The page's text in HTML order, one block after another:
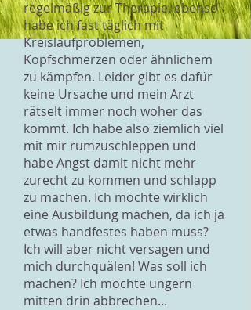
regelmäßig zur Therapie, ebenso
habe ich fast täglich mit
Kreislaufproblemen,
Kopfschmerzen oder ähnlichem
zu kämpfen. Leider gibt es dafür
keine Ursache und mein Arzt
rätselt immer noch woher das
kommt. Ich habe also ziemlich viel
mit mir rumzuschleppen und
habe Angst damit nicht mehr
zurecht zu kommen und schlapp
zu machen. Ich möchte wirklich
eine Ausbildung machen, da ich ja
etwas handfestes haben muss?
Ich will aber nicht versagen und
mich durchquälen! Was soll ich
machen? Ich möchte ungern
mitten drin abbrechen...